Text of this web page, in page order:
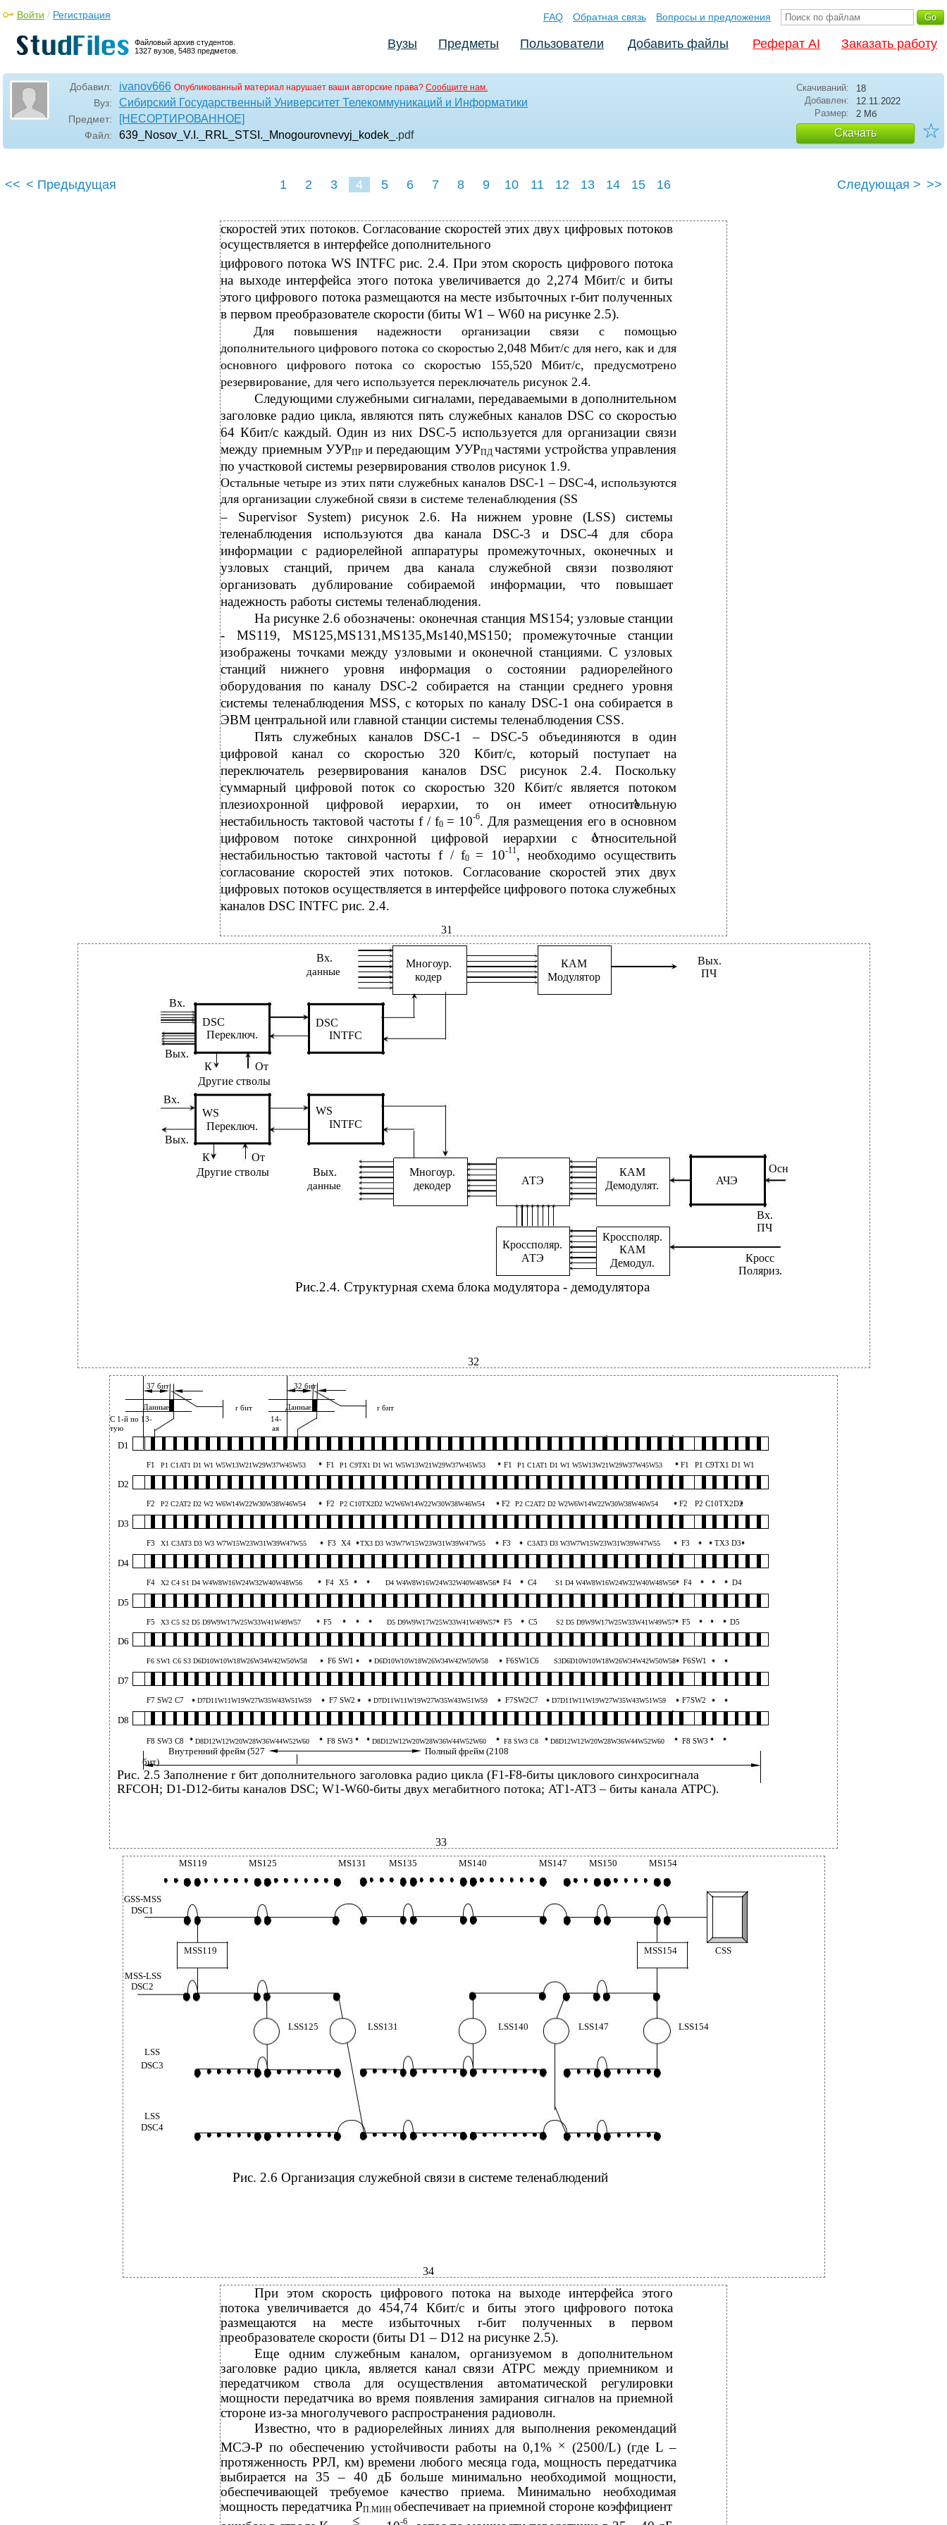
Файловый архив студентов.
1327 вузов, 5483 предметов.
Войти / Регистрация FAQ Обратная связь Вопросы и предложения
Вузы Предметы Пользователи Добавить файлы Реферат AI Заказать работу
Добавил: ivanov666 Опубликованный материал нарушает ваши авторские права? Сообщите нам.
Вуз: Сибирский Государственный Университет Телекоммуникаций и Информатики
Предмет: [НЕСОРТИРОВАННОЕ]
Файл: 639_Nosov_V.I._RRL_STSI._Mnogourovnevyj_kodek_ .pdf
Скачиваний:
18
Добавлен:
12.11.2022
Размер:
2 Мб
Скачать ☆
<< < Предыдущая 1 2 3 4 5 6 7 8 9 10 11 12 13 14 15 16 Следующая > >>
скоростей этих потоков. Согласование скоростей этих двух цифровых потоков
осуществляется в интерфейсе дополнительного
цифрового потока WS INTFC рис. 2.4. При этом скорость цифрового потока
на выходе интерфейса этого потока увеличивается до 2,274 Мбит/с и биты
этого цифрового потока размещаются на месте избыточных r-бит полученных
в первом преобразователе скорости (биты W1 – W60 на рисунке 2.5).
Для повышения надежности организации связи с помощью
дополнительного цифрового потока со скоростью 2,048 Мбит/с для него, как и для
основного цифрового потока со скоростью 155,520 Мбит/с, предусмотрено
резервирование, для чего используется переключатель рисунок 2.4.
Следующими служебными сигналами, передаваемыми в дополнительном
заголовке радио цикла, являются пять служебных каналов DSC со скоростью
64 Кбит/с каждый. Один из них DSC-5 используется для организации связи
между приемным УУРПР и передающим УУРПД частями устройства управления
по участковой системы резервирования стволов рисунок 1.9.
Остальные четыре из этих пяти служебных каналов DSC-1 – DSC-4, используются
для организации служебной связи в системе теленаблюдения (SS
– Supervisor System) рисунок 2.6. На нижнем уровне (LSS) системы
теленаблюдения используются два канала DSC-3 и DSC-4 для сбора
информации с радиорелейной аппаратуры промежуточных, оконечных и
узловых станций, причем два канала служебной связи позволяют
организовать дублирование собираемой информации, что повышает
надежность работы системы теленаблюдения.
На рисунке 2.6 обозначены: оконечная станция MS154; узловые станции
- MS119, MS125,MS131,MS135,Ms140,MS150; промежуточные станции
изображены точками между узловыми и оконечной станциями. С узловых
станций нижнего уровня информация о состоянии радиорелейного
оборудования по каналу DSC-2 собирается на станции среднего уровня
системы теленаблюдения MSS, с которых по каналу DSC-1 она собирается в
ЭВМ центральной или главной станции системы теленаблюдения CSS.
Пять служебных каналов DSC-1 – DSC-5 объединяются в один
цифровой канал со скоростью 320 Кбит/с, который поступает на
переключатель резервирования каналов DSC рисунок 2.4. Поскольку
суммарный цифровой поток со скоростью 320 Кбит/с является потоком
плезиохронной цифровой иерархии, то он имеет относительную
нестабильность тактовой частоты f / f0 = 10-6. Для размещения его в основном
цифровом потоке синхронной цифровой иерархии с относительной
нестабильностью тактовой частоты f / f0 = 10-11, необходимо осуществить
согласование скоростей этих потоков. Согласование скоростей этих двух
цифровых потоков осуществляется в интерфейсе цифрового потока служебных
каналов DSC INTFC рис. 2.4.
31
Вх.
DSC
Переключ.
Вых.
К
От
Другие стволы
Вх.
WS
Переключ.
Вых.
К
От
Другие стволы
Вх. Многоур. КАМ
данные кодер Модулятор
DSC
INTFC
WS
INTFC
Вых. Многоур.
АТЭ
КАМ
данные декодер Демодулят.
Кроссполяр.
Кроссполяр.
КАМ
АТЭ Демодул.
Рис.2.4. Структурная схема блока модулятора - демодулятора
32
Вых.
ПЧ
Осн
АЧЭ
Вх.
ПЧ
Кросс
Поляриз.
37 бит 32 бит
Данные r бит Данные
r бит
С 1-й по 13-
14-
тую
ая
D1
F1 P1 C1AT1 D1 W1 W5W13W21W29W37W45W53 F1 P1 C9TX1 D1 W1 W5W13W21W29W37W45W53 F1 P1 C1AT1 D1 W1 W5W13W21W29W37W45W53 F1 P1 C9TX1 D1 W1
D2
F2 P2 C2AT2 D2 W2 W6W14W22W30W38W46W54 F2 P2 C10TX2D2 W2W6W14W22W30W38W46W54 F2 P2 C2AT2 D2 W2W6W14W22W30W38W46W54 F2 P2 C10TX2D2
D3
F3 X1 C3AT3 D3 W3 W7W15W23W31W39W47W55 F3 X4 TX3 D3 W3W7W15W23W31W39W47W55 F3 C3AT3 D3 W3W7W15W23W31W39W47W55 F3 TX3 D3
D4
F4 X2 C4 S1 D4 W4W8W16W24W32W40W48W56 F4 X5 D4 W4W8W16W24W32W40W48W56 F4 C4 S1 D4 W4W8W16W24W32W40W48W56 F4 D4
D5
F5 X3 C5 S2 D5 D9W9W17W25W33W41W49W57 F5 D5 D9W9W17W25W33W41W49W57 F5 C5 S2 D5 D9W9W17W25W33W41W49W57 F5 D5
D6
F6 SW1 C6 S3 D6D10W10W18W26W34W42W50W58 F6 SW1 D6D10W10W18W26W34W42W50W58 F6SW1C6 S3D6D10W10W18W26W34W42W50W58 F6SW1
D7
F7 SW2 C7 D7D11W11W19W27W35W43W51W59 F7 SW2 D7D11W11W19W27W35W43W51W59 F7SW2C7 D7D11W11W19W27W35W43W51W59 F7SW2
D8
F8 SW3 C8 D8D12W12W20W28W36W44W52W60 F8 SW3 D8D12W12W20W28W36W44W52W60 F8 SW3 C8 D8D12W12W20W28W36W44W52W60 F8 SW3
Внутренний фрейм (527
Полный фрейм (2108
бит)
Рис. 2.5 Заполнение r бит дополнительного заголовка радио цикла (F1-F8-биты циклового синхросигнала
RFCOH; D1-D12-биты каналов DSC; W1-W60-биты двух мегабитного потока; AT1-AT3 – биты канала ATPC).
33
MS119 MS125 MS131 MS135 MS140 MS147 MS150 MS154
GSS-MSS
DSC1
MSS119 MSS154 CSS
MSS-LSS
DSC2
LSS125 LSS131 LSS140 LSS147 LSS154
LSS
DSC3
LSS
DSC4
Рис. 2.6 Организация служебной связи в системе теленаблюдений
34
При этом скорость цифрового потока на выходе интерфейса этого
потока увеличивается до 454,74 Кбит/с и биты этого цифрового потока
размещаются на месте избыточных r-бит полученных в первом
преобразователе скорости (биты D1 – D12 на рисунке 2.5).
Еще одним служебным каналом, организуемом в дополнительном
заголовке радио цикла, является канал связи ATPC между приемником и
передатчиком ствола для осуществления автоматической регулировки
мощности передатчика во время появления замирания сигналов на приемной
стороне из-за многолучевого распространения радиоволн.
Известно, что в радиорелейных линиях для выполнения рекомендаций
МСЭ-Р по обеспечению устойчивости работы на 0,1%
(2500/L) (где L –
протяженность РРЛ, км) времени любого месяца года, мощность передатчика
выбирается на 35 – 40 дБ больше минимально необходимой мощности,
обеспечивающей требуемое качество приема. Минимально необходимая
мощность передатчика РП.МИН обеспечивает на приемной стороне коэффициент
-6